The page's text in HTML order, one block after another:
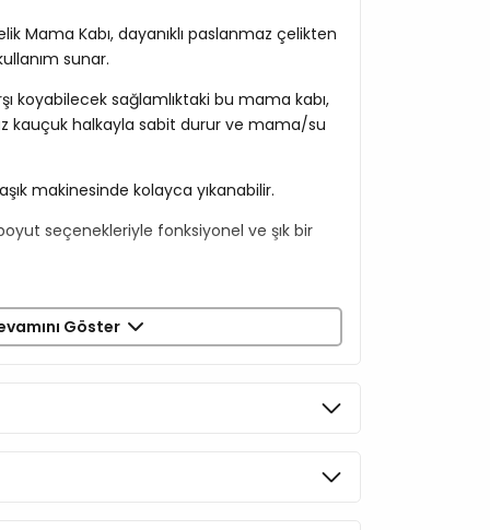
Mama Kabı, dayanıklı paslanmaz çelikten
sunar.
koyabilecek sağlamlıktaki bu mama kabı,
kauçuk halkayla sabit durur ve mama/su
makinesinde kolayca yıkanabilir.
seçenekleriyle fonksiyonel ve şık bir
üretilmiştir.
Göster